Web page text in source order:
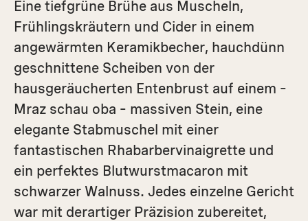
Eine tiefgrüne Brühe aus Muscheln,
Frühlingskräutern und Cider in einem
angewärmten Keramikbecher, hauchdünn
geschnittene Scheiben von der
hausgeräucherten Entenbrust auf einem –
Mraz schau oba – massiven Stein, eine
elegante Stabmuschel mit einer
fantastischen Rhabarbervinaigrette und
ein perfektes Blutwurstmacaron mit
schwarzer Walnuss. Jedes einzelne Gericht
war mit derartiger Präzision zubereitet,